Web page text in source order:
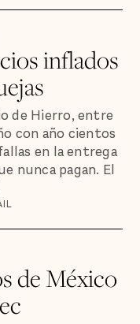
inflados
de Hierro, entre
con año cientos
en la entrega
nunca pagan. El
de México